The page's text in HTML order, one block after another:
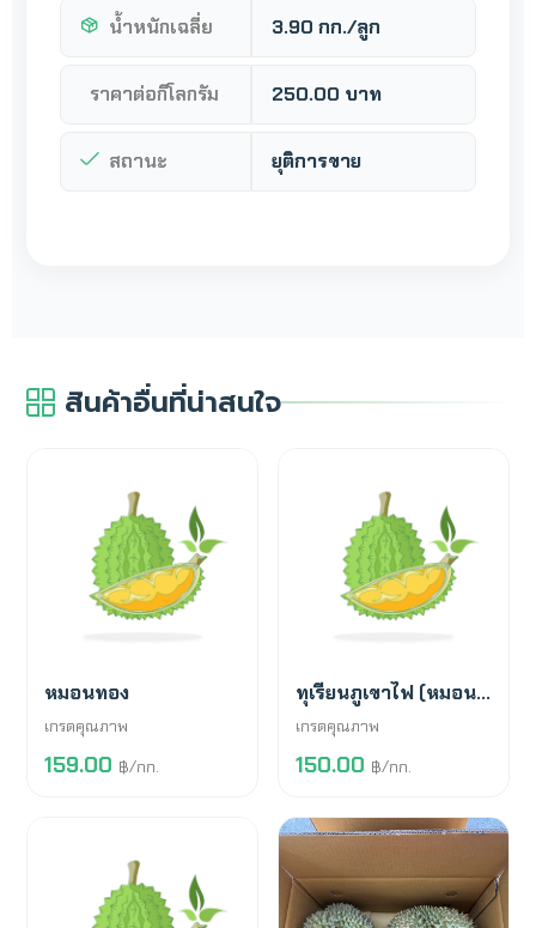
น้ำหนักเฉลี่ย 3.90 กก./ลูก
ราคาต่อกิโลกรัม 250.00 บาท
สถานะ ยุติการขาย
สินค้าอื่นที่น่าสนใจ
พร้อมขาย
หมอนทอง
เกรดคุณภาพ
159.00 ฿/กก.
สั่งจองล่วงหน้า ทุเรียนภูเขาไฟ (หมอนทอง)
เกรดคุณภาพ
150.00 ฿/กก.